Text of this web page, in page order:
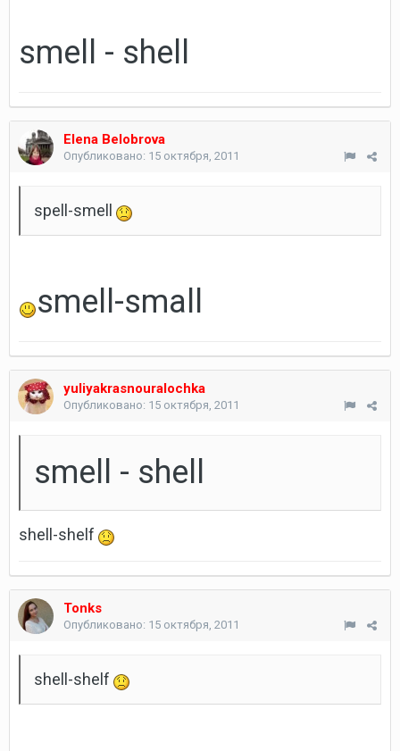
smell - shell
Elena Belobrova
Опубликовано: 15 октября, 2011
spell-smell
smell-small
yuliyakrasnouralochka
Опубликовано: 15 октября, 2011
smell - shell
shell-shelf
Tonks
Опубликовано: 15 октября, 2011
shell-shelf